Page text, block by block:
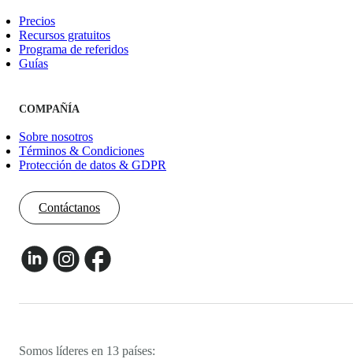
Precios
Recursos gratuitos
Programa de referidos
Guías
COMPAÑÍA
Sobre nosotros
Términos & Condiciones
Protección de datos & GDPR
Contáctanos
Somos líderes en 13 países: